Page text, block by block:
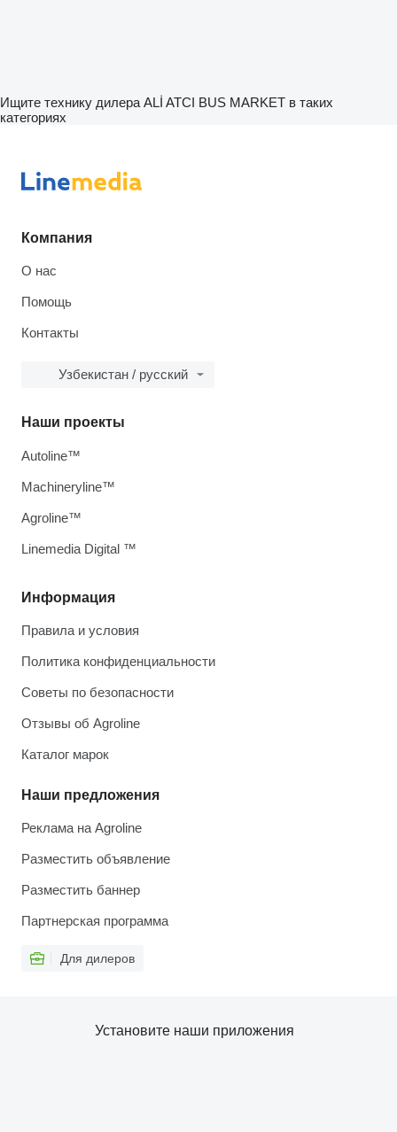
Ищите технику дилера ALİ ATCI BUS MARKET в таких
категориях
Компания
О нас
Помощь
Контакты
Узбекистан / русский
Информация
Правила и условия
Политика конфиденциальности
Советы по безопасности
Отзывы об Agroline
Каталог марок
Наши предложения
Реклама на Agroline
Разместить объявление
Разместить баннер
Партнерская программа
Для дилеров
Наши проекты
Autoline™
Machineryline™
Agroline™
Linemedia Digital ™
Установите наши приложения